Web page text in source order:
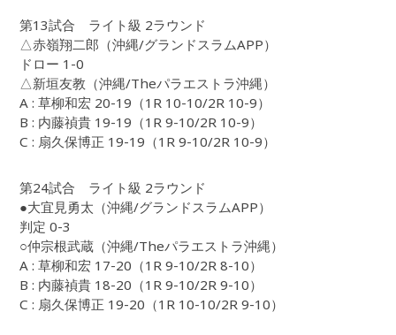
第13試合 ライト級 2ラウンド
△赤嶺翔二郎（沖縄/グランドスラムAPP）
ドロー 1-0
△新垣友教（沖縄/Theパラエストラ沖縄）
A : 草柳和宏 20-19（1R 10-10/2R 10-9）
B : 内藤禎貴 19-19（1R 9-10/2R 10-9）
C : 扇久保博正 19-19（1R 9-10/2R 10-9）
第24試合 ライト級 2ラウンド
●大宜見勇太（沖縄/グランドスラムAPP）
判定 0-3
○仲宗根武蔵（沖縄/Theパラエストラ沖縄）
A : 草柳和宏 17-20（1R 9-10/2R 8-10）
B : 内藤禎貴 18-20（1R 9-10/2R 9-10）
C : 扇久保博正 19-20（1R 10-10/2R 9-10）